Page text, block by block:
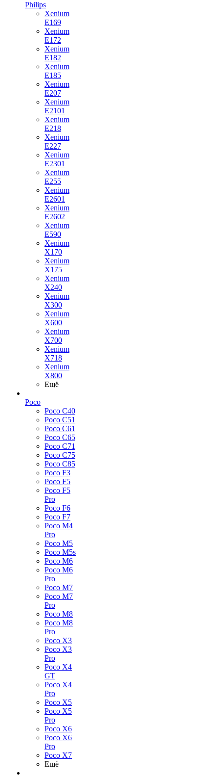
Philips
Xenium
E169
Xenium
E172
Xenium
E182
Xenium
E185
Xenium
E207
Xenium
E2101
Xenium
E218
Xenium
E227
Xenium
E2301
Xenium
E255
Xenium
E2601
Xenium
E2602
Xenium
E590
Xenium
X170
Xenium
X175
Xenium
X240
Xenium
X300
Xenium
X600
Xenium
X700
Xenium
X718
Xenium
X800
Ещё
Poco
Poco C40
Poco C51
Poco C61
Poco C65
Poco C71
Poco C75
Poco C85
Poco F3
Poco F5
Poco F5
Pro
Poco F6
Poco F7
Poco M4
Pro
Poco M5
Poco M5s
Poco M6
Poco M6
Pro
Poco M7
Poco M7
Pro
Poco M8
Poco M8
Pro
Poco X3
Poco X3
Pro
Poco X4
GT
Poco X4
Pro
Poco X5
Poco X5
Pro
Poco X6
Poco X6
Pro
Poco X7
Ещё